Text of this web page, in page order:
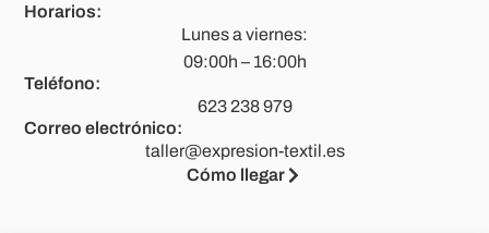
Horarios:
Lunes a viernes:
09:00h – 16:00h
Teléfono:
623 238 979
Correo electrónico:
taller@expresion-textil.es
Cómo llegar